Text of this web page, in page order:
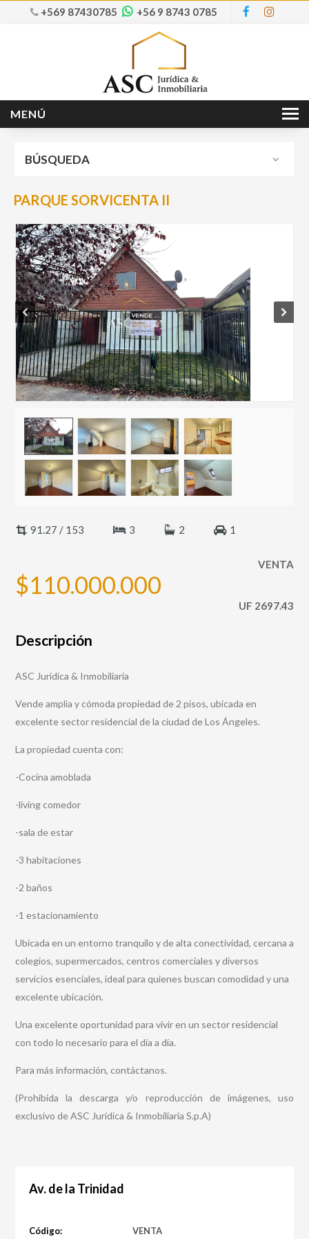
+569 87430785 +56 9 8743 0785
MENÚ
Nosotros
Ventas
Arriendos
Servicios
Contacto
BÚSQUEDA
PARQUE SORVICENTA II
Prev
91.27 / 153 3 2 1
VENTA
$110.000.000
UF 2697.43
Descripción
ASC Jurídica & Inmobiliaria
Vende amplia y cómoda propiedad de 2 pisos, ubicada en
excelente sector residencial de la ciudad de Los Ángeles.
La propiedad cuenta con:
-Cocina amoblada
-living comedor
-sala de estar
-3 habitaciones
-2 baños
-1 estacionamiento
Ubicada en un entorno tranquilo y de alta conectividad, cercana a
colegios, supermercados, centros comerciales y diversos
servicios esenciales, ideal para quienes buscan comodidad y una
excelente ubicación.
Una excelente oportunidad para vivir en un sector residencial
con todo lo necesario para el día a día.
Para más información, contáctanos.
(Prohibida la descarga y/o reproducción de imágenes, uso
exclusivo de ASC Jurídica & Inmobiliaria S.p.A)
Av. de la Trinidad
Código: VENTA